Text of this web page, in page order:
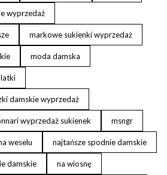
wyprzedaż
markowe sukienki wyprzedaż
moda damska
damskie wyprzedaż
wyprzedaż sukienek msngr
weselu najtańsze spodnie damskie
damskie na wiosnę